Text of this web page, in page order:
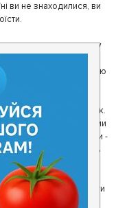
ви не знаходилися, ви
команду
маркетингу,
їжі. З їх допомогою
цікаві місця неподалік.
- таким чином ми
частина нашої команди -
і допомагають
місць.
зручні інструменти
відвідувачі